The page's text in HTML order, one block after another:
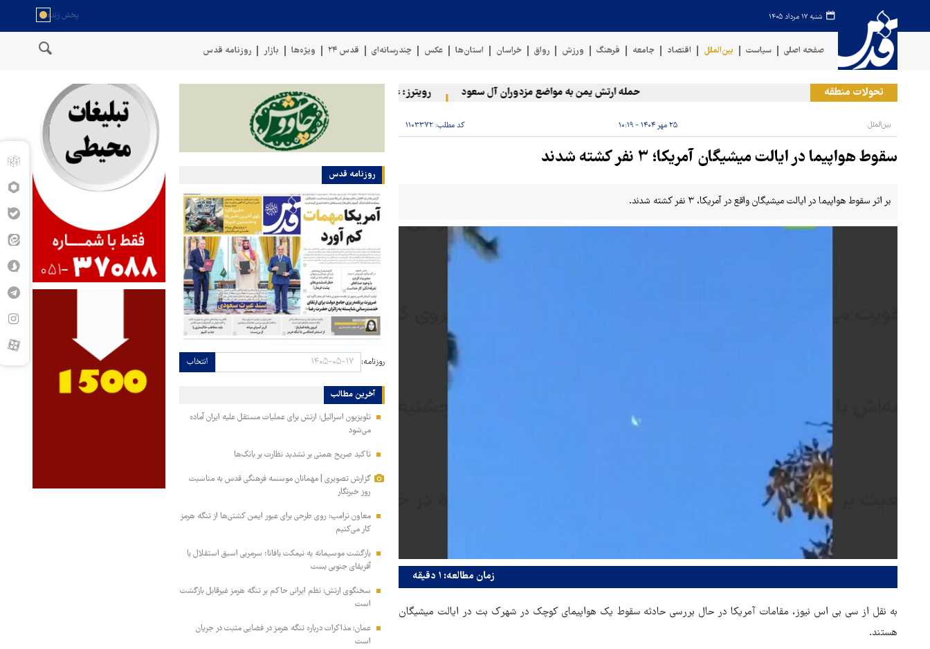
شنبه ۱۷ مرداد ۱۴۰۵
صفحه اصلی سیاست بین‌الملل اقتصاد جامعه فرهنگ ورزش رواق خراسان استان‌ها عکس چندرسانه‌ای قدس ۲۴ ویژه‌ها بازار روزنامه قدس
تحولات منطقه حمله ارتش یمن به مواضع مزدوران آل سعود رویترز: عربستان ۸۶ درصد از موشک‌های پاتریوت خود را استفاده کرده است خط لوله گازی ترکیه به
بین‌الملل ۲۵ مهر ۱۴۰۴ - ۱۰:۱۹ کد مطلب: ۱۱۰۳۳۷۲
سقوط هواپیما در ایالت میشیگان آمریکا؛ ۳ نفر کشته شدند
بر اثر سقوط هواپیما در ایالت میشیگان واقع در آمریکا، ۳ نفر کشته شدند.
زمان مطالعه: ۱ دقیقه
به نقل از سی بی اس نیوز، مقامات آمریکا در حال بررسی حادثه سقوط یک هواپیمای کوچک در شهرک بث در ایالت میشیگان
هستند.
روزنامه قدس
روزنامه: انتخاب
آخرین مطالب
تلویزیون اسرائیل: ارتش برای عملیات مستقل علیه ایران آماده
می‌شود
تاکید صریح همتی بر تشدید نظارت بر بانک‌ها
گزارش تصویری | مهمانان موسسه فرهنگی قدس به مناسبت
روز خبرنگار
معاون ترامپ: روی طرحی برای عبور ایمن کشتی‌ها از تنگه هرمز
کار می‌کنیم
بازگشت موسیمانه به نیمکت بافانا؛ سرمربی اسبق استقلال با
آفریقای جنوبی بست
سخنگوی ارتش: نظم ایرانی حاکم بر تنگه هرمز غیرقابل بازگشت
است
عمان: مذاکرات درباره تنگه هرمز در فضایی مثبت در جریان
است